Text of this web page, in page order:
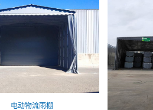
电动物流雨棚